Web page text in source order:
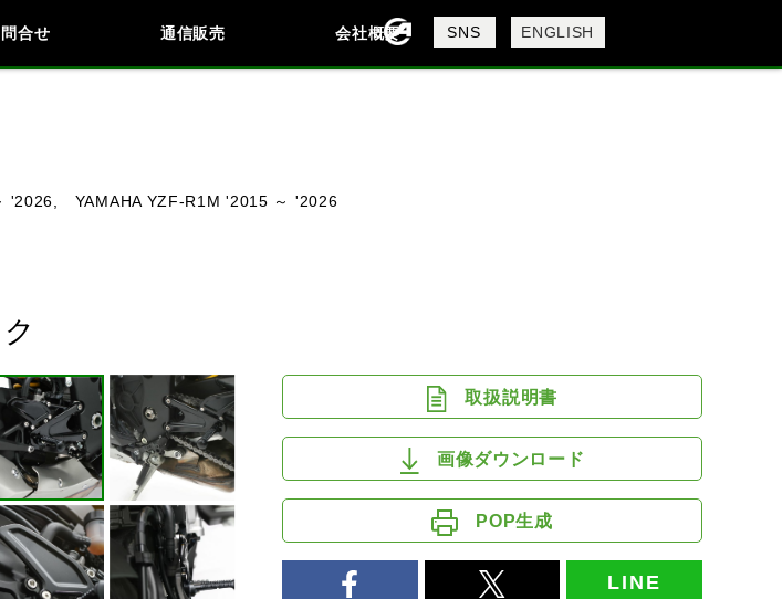
合せ 通信販売 会社概要
会社概要
採用情報
SNS ENGLISH
'2026, YAMAHA YZF-R1M '2015 ～ '2026
取扱説明書
画像ダウンロード
POP生成
LINE